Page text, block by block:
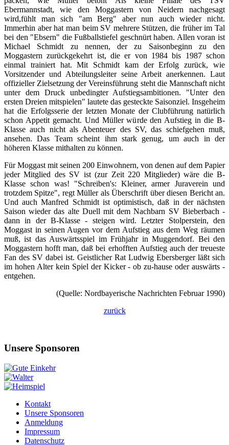
Ebermannstadt, wie den Moggastern von Neidern nachgesagt
wird,fühlt man sich "am Berg" aber nun auch wieder nicht.
Immerhin aber hat man beim SV mehrere Stützen, die früher im Tal
bei den "Ebsern" die Fußballstiefel geschnürt haben. Allen voran ist
Michael Schmidt zu nennen, der zu Saisonbeginn zu den
Moggastern zurückgekehrt ist, die er von 1984 bis 1987 schon
einmal trainiert hat. Mit Schmidt kam der Erfolg zurück, wie
Vorsitzender und Abteilungsleiter seine Arbeit anerkennen. Laut
offizieller Zielsetzung der Vereinsführung steht die Mannschaft nicht
unter dem Druck unbedingter Aufstiegsambitionen. "Unter den
ersten Dreien mitspielen" lautete das gesteckte Saisonziel. Insgeheim
hat die Erfolgsserie der letzten Monate der Clubführung natürlich
schon Appetit gemacht. Und Müller würde den Aufstieg in die B-
Klasse auch nicht als Abenteuer des SV, das schiefgehen muß,
ansehen. Das Team scheint ihm stark genug, um auch in der
höheren Klasse mithalten zu können.
Für Moggast mit seinen 200 Einwohnern, von denen auf dem Papier
jeder Mitglied des SV ist (zur Zeit 220 Mitglieder) wäre die B-
Klasse schon was! "Schreiben's: Kleiner, armer Juraverein und
trotzdem Spitze", regt Müller als Überschrift über diesen Bericht an.
Und auch Manfred Schmidt ist optimistisch, daß in der nächsten
Saison wieder das alte Duell mit dem Nachbarn SV Bieberbach -
dann in der B-Klasse - steigen wird. Letzter Stolperstein, den
Moggast in seinen Augen vor dem Aufstieg aus dem Weg räumen
muß, ist das Auswärtsspiel im Frühjahr in Muggendorf. Bei den
Moggastern hofft man, daß bei erhofften Aufstieg auch der treueste
Fan des SV dabei ist. Geistlicher Rat Ludwig Ebersberger läßt sich
im hohen Alter kein Spiel der Kicker - ob zu-hause oder auswärts -
entgehen.
(Quelle: Nordbayerische Nachrichten Februar 1990)
zurück
Unsere Sponsoren
Kontakt
Unsere Sponsoren
Anmeldung
Impressum
Datenschutz